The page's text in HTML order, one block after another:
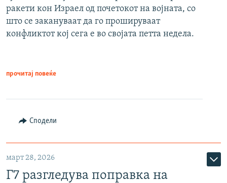
ракети кон Израел од почетокот на војната, со
што се закануваат да го прошируваат
конфликтот кој сега е во својата петта недела.
прочитај повеќе
Сподели
март 28, 2026
Г7 разгледува поправка на